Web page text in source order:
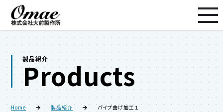
製品紹介
Products
Home 製品紹介 パイプ曲げ加工１